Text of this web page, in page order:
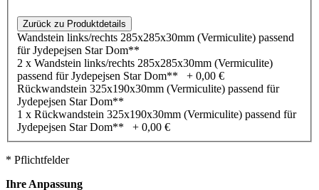
Zurück zu Produktdetails
Wandstein links/rechts 285x285x30mm (Vermiculite) passend
für Jydepejsen Star Dom**
2 x Wandstein links/rechts 285x285x30mm (Vermiculite)
passend für Jydepejsen Star Dom**
+ 0,00 €
Rückwandstein 325x190x30mm (Vermiculite) passend für
Jydepejsen Star Dom**
1 x Rückwandstein 325x190x30mm (Vermiculite) passend für
Jydepejsen Star Dom**
+ 0,00 €
* Pflichtfelder
Ihre Anpassung